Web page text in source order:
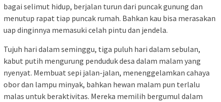
bagai selimut hidup, berjalan turun dari puncak gunung dan
menutup rapat tiap puncak rumah. Bahkan kau bisa merasakan
uap dinginnya memasuki celah pintu dan jendela.
Tujuh hari dalam seminggu, tiga puluh hari dalam sebulan,
kabut putih mengurung penduduk desa dalam malam yang
nyenyat. Membuat sepi jalan-jalan, menenggelamkan cahaya
obor dan lampu minyak, bahkan hewan malam pun terlalu
malas untuk beraktivitas. Mereka memilih bergumul dalam